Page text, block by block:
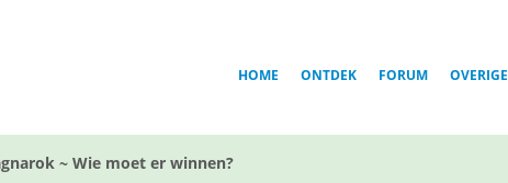
HOME ONTDEK FORUM OVERIGE
~ Wie moet er winnen?